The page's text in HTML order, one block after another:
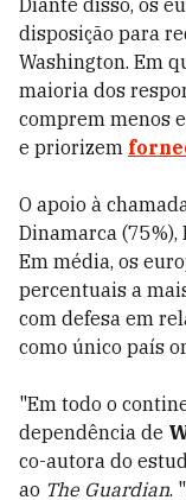
Diante disso, os
disposição para
Washington. Em
maioria dos
comprem menos
e priorizem
O apoio à
Dinamarca (75%),
Em média, os
percentuais a
com defesa em
como único país
"Em todo o
dependência de
co-autora do
ao The Guardian.